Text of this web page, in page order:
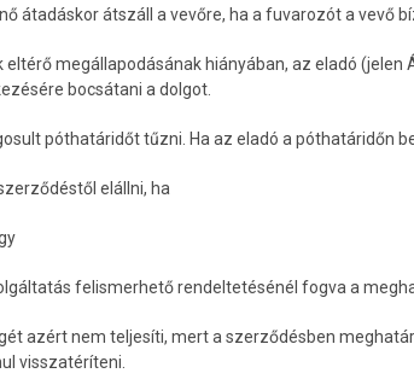
átadáskor átszáll a vevőre, ha a fuvarozót a vevő
megállapodásának hiányában, az eladó
bocsátani a dolgot.
póthatáridőt tűzni. Ha az eladó a póthatáridőn
elállni, ha
felismerhető rendeltetésénél fogva a
azért nem teljesíti, mert a szerződésben
visszatéríteni.